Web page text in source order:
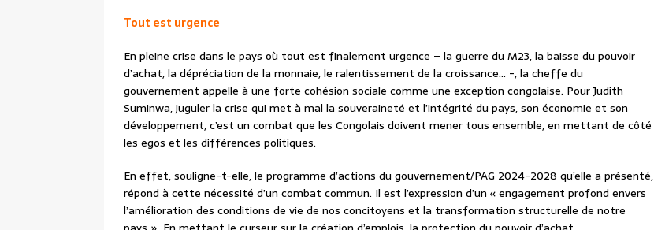
Tout est urgence
En pleine crise dans le pays où tout est finalement urgence – la guerre du M23, la baisse du pouvoir
d’achat, la dépréciation de la monnaie, le ralentissement de la croissance… -, la cheffe du
gouvernement appelle à une forte cohésion sociale comme une exception congolaise. Pour Judith
Suminwa, juguler la crise qui met à mal la souveraineté et l’intégrité du pays, son économie et son
développement, c’est un combat que les Congolais doivent mener tous ensemble, en mettant de côté
les egos et les différences politiques.
En effet, souligne-t-elle, le programme d’actions du gouvernement/PAG 2024-2028 qu’elle a présenté,
répond à cette nécessité d’un combat commun. Il est l’expression d’un « engagement profond envers
l’amélioration des conditions de vie de nos concitoyens et la transformation structurelle de notre